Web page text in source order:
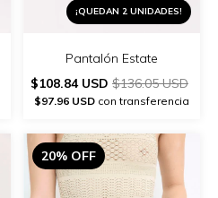
¡QUEDAN 2 UNIDADES!
Pantalón Estate
$108.84 USD $136.05 USD
$97.96 USD con transferencia
20% OFF